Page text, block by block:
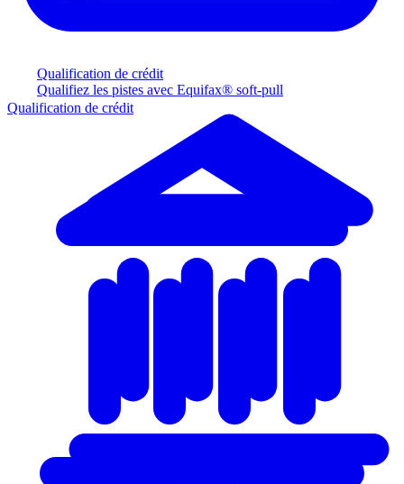
Qualification de crédit
Qualifiez les pistes avec Equifax® soft-pull
Qualification de crédit